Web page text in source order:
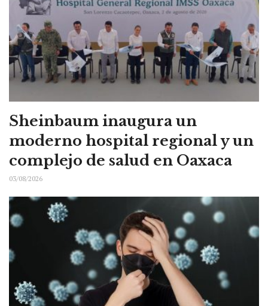
Sheinbaum inaugura un
moderno hospital regional y un
complejo de salud en Oaxaca
03/08/2026